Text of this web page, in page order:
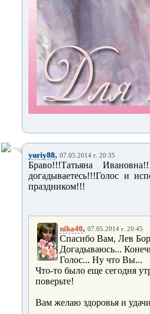
yuriy88, 07.05.2014 г. 20:35
Браво!!!Татьяна
догадываетесь!!!Голос и
праздником!!!
nika40, 07.05.2014 г. 20:45
Спасибо Вам, Лев
Догадываюсь...
Голос... Ну что Вы...
Что-то было еще сегодня
поверьте!
Вам желаю здоровья и